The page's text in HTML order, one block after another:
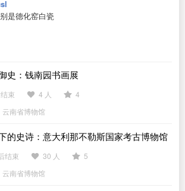
是德化窑白瓷
史：钱南园书画展
束 4 人
4
云南省博物馆
的史诗：意大利那不勒斯国家考古博物馆
贝文物展
结束 30 人
5
云南省博物馆